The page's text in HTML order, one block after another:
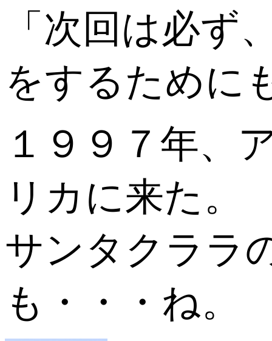
「次回は必
をするために
１９９７年、
リカに来た。
サンタクララ
も・・・ね。